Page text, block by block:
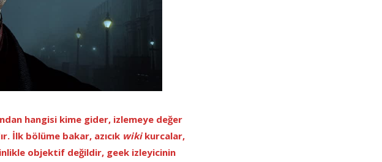
hangisi kime gider, izlemeye değer
İlk bölüme bakar, azıcık wiki kurcalar,
objektif değildir, geek izleyicinin